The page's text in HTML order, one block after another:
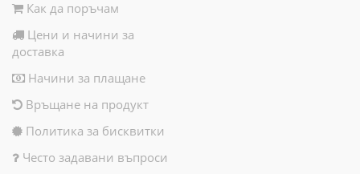
Как да поръчам
Цени и начини за
доставка
Начини за плащане
Връщане на продукт
Политика за бисквитки
Често задавани въпроси